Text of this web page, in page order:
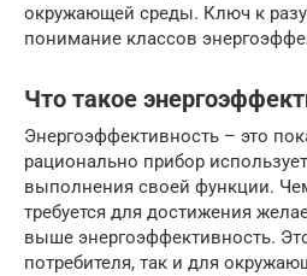
окружающей среды. Ключ к
понимание классов
Что такое
Энергоэффективность – это
рационально прибор
выполнения своей функции.
требуется для достижения
выше энергоэффективность.
потребителя, так и для